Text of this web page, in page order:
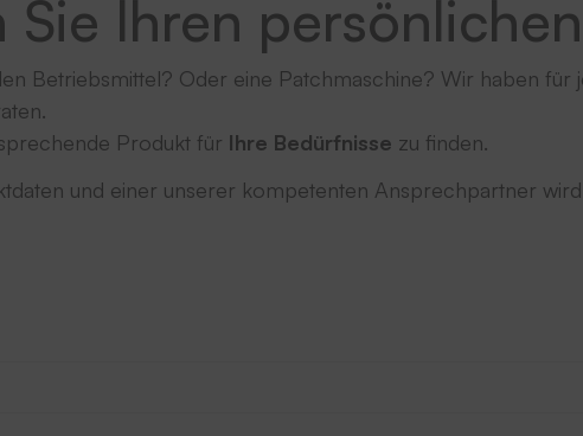
Sie Ihren
Betriebsmittel? Oder eine Patchmaschine? Wir haben für
Produkt für Ihre Bedürfnisse zu finden.
und einer unserer kompetenten Ansprechpartner